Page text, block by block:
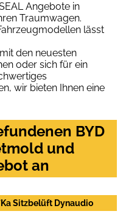
Angebote in
Traumwagen.
lässt
den neuesten
oder sich für ein
wir bieten Ihnen eine
BYD
und
an
Sitzbelüft Dynaudio